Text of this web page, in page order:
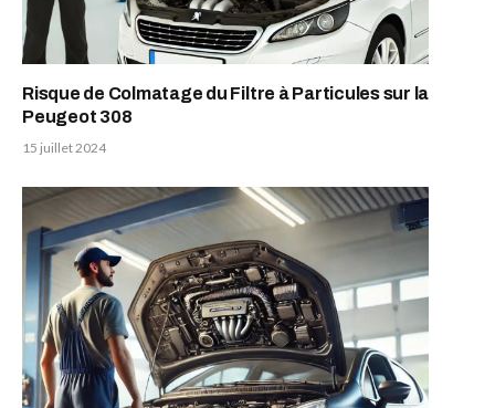
Risque de Colmatage du Filtre à Particules sur la
Peugeot 308
15 juillet 2024